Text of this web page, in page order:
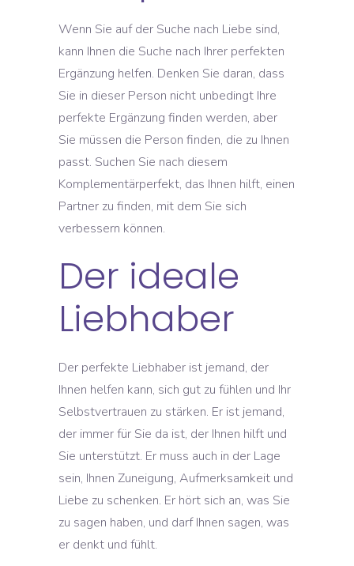
Wenn Sie auf der Suche nach Liebe sind,
kann Ihnen die Suche nach Ihrer perfekten
Ergänzung helfen. Denken Sie daran, dass
Sie in dieser Person nicht unbedingt Ihre
perfekte Ergänzung finden werden, aber
Sie müssen die Person finden, die zu Ihnen
passt. Suchen Sie nach diesem
Komplementärperfekt, das Ihnen hilft, einen
Partner zu finden, mit dem Sie sich
verbessern können.
Der ideale
Liebhaber
Der perfekte Liebhaber ist jemand, der
Ihnen helfen kann, sich gut zu fühlen und Ihr
Selbstvertrauen zu stärken. Er ist jemand,
der immer für Sie da ist, der Ihnen hilft und
Sie unterstützt. Er muss auch in der Lage
sein, Ihnen Zuneigung, Aufmerksamkeit und
Liebe zu schenken. Er hört sich an, was Sie
zu sagen haben, und darf Ihnen sagen, was
er denkt und fühlt.